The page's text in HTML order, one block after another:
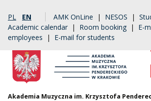
PL EN AMK OnLine | NESOS |
Academic calendar | Room booking | E-
employees | E-mail for students
Akademia Muzyczna im. Krzysztofa